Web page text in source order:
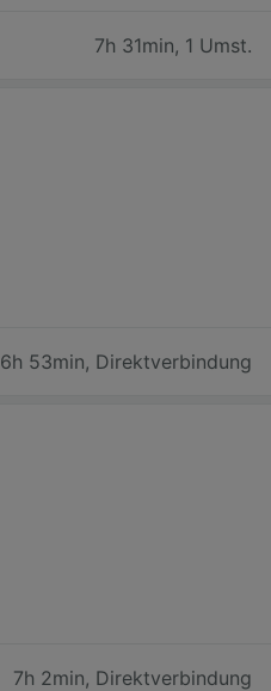
7h 31min, 1 Umst.
6h 53min, Direktverbindung
7h 2min, Direktverbindung